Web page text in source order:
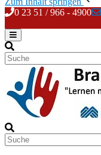
Skip
content
0 23 51 / 966 - 4900